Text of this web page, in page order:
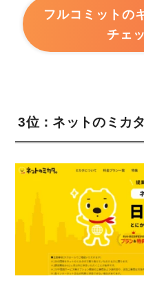
フルコミットの
チェ
3位：ネットのミカタ